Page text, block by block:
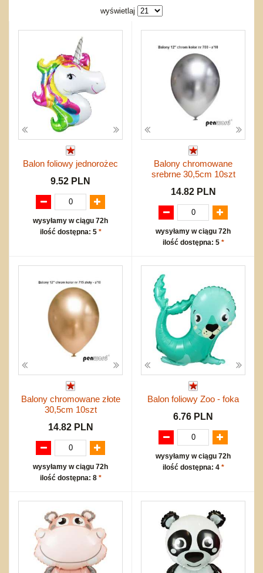
Pojazdy
Zakupy hurtowe
Koszty przesyłki
Regulamin
Kontakt
Mapa produktów
wyświetlaj
Balon foliowy jednorożec
9.52 PLN
wysyłamy w ciągu 72h
ilość dostępna: 5 *
Balony chromowane
srebrne 30,5cm 10szt
14.82 PLN
wysyłamy w ciągu 72h
ilość dostępna: 5 *
Balony chromowane złote
30,5cm 10szt
14.82 PLN
wysyłamy w ciągu 72h
ilość dostępna: 8 *
Balon foliowy Zoo - foka
6.76 PLN
wysyłamy w ciągu 72h
ilość dostępna: 4 *